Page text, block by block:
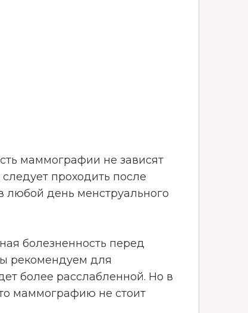
маммографии не зависят
проходить после
любой день менструального
болезненность перед
рекомендуем для
более расслабленной. Но в
маммографию не стоит